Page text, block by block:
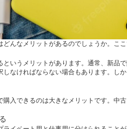
んなメリットがあるのでしょうか。こ
いうメリットがあります。通常、新品
しなければならない場合もあります。
入できるのは大きなメリットです。中